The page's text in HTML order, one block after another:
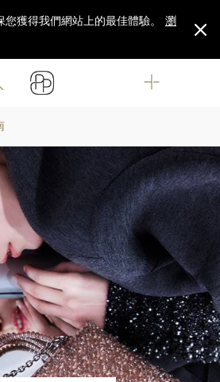
瀏
獲得我們網站上的最佳體驗。
瀏